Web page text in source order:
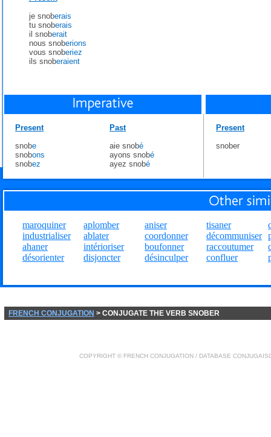
je snoberais
tu snoberais
il snoberait
nous snoberions
vous snoberiez
ils snoberaient
Present
snobe
snobons
snobez
Past
aie snobé
ayons snobé
ayez snobé
Present
snober
maroquiner
industrialiser
ahaner
désorienter
aplomber
ablater
intérioriser
disjoncter
aniser
coordonner
boufonner
désinculper
tisaner
décommuniser
raccoutumer
confluer
FRENCH CONJUGATION > CONJUGATE THE VERB SNOBER
COPYRIGHT © FRENCH CONJUGATION / DATABASE